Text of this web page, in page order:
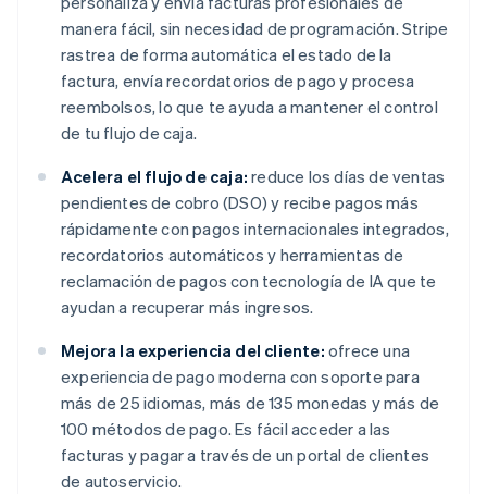
manera fácil, sin necesidad de programación. Stripe
rastrea de forma automática el estado de la
factura, envía recordatorios de pago y procesa
reembolsos, lo que te ayuda a mantener el control
de tu flujo de caja.
Acelera el flujo de caja: reduce los días de ventas
pendientes de cobro (DSO) y recibe pagos más
rápidamente con pagos internacionales integrados,
recordatorios automáticos y herramientas de
reclamación de pagos con tecnología de IA que te
ayudan a recuperar más ingresos.
Mejora la experiencia del cliente: ofrece una
experiencia de pago moderna con soporte para
más de 25 idiomas, más de 135 monedas y más de
100 métodos de pago. Es fácil acceder a las
facturas y pagar a través de un portal de clientes
de autoservicio.